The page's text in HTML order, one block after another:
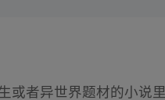
或者异世界题材的小说